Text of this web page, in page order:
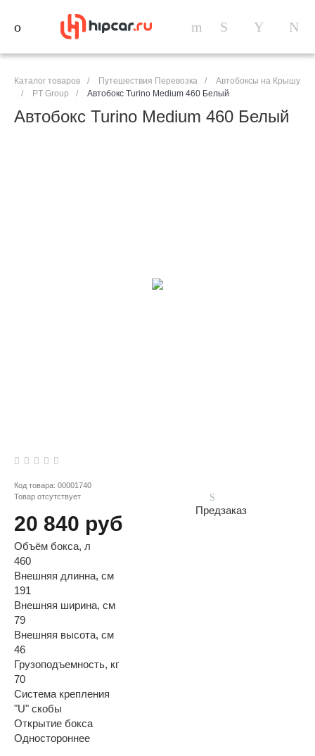
Каталог товаров / Путешествия Перевозка /
Автобоксы на Крышу
/
PT Group / Автобокс Turino Medium 460 Белый
Автобокс Turino Medium 460 Белый
Код товара: 00001740
Товар отсутствует
20 840 руб
Предзаказ
Объём бокса, л
460
Внешняя длинна, см
191
Внешняя ширина, см
79
Внешняя высота, см
46
Грузоподъемность, кг
70
Система крепления
"U" скобы
Открытие бокса
Одностороннее